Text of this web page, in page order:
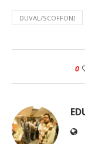
DUVAL/SCOFFONI
0